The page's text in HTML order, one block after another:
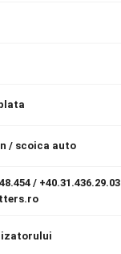
/ scoica auto
/ +40.31.436.29.03